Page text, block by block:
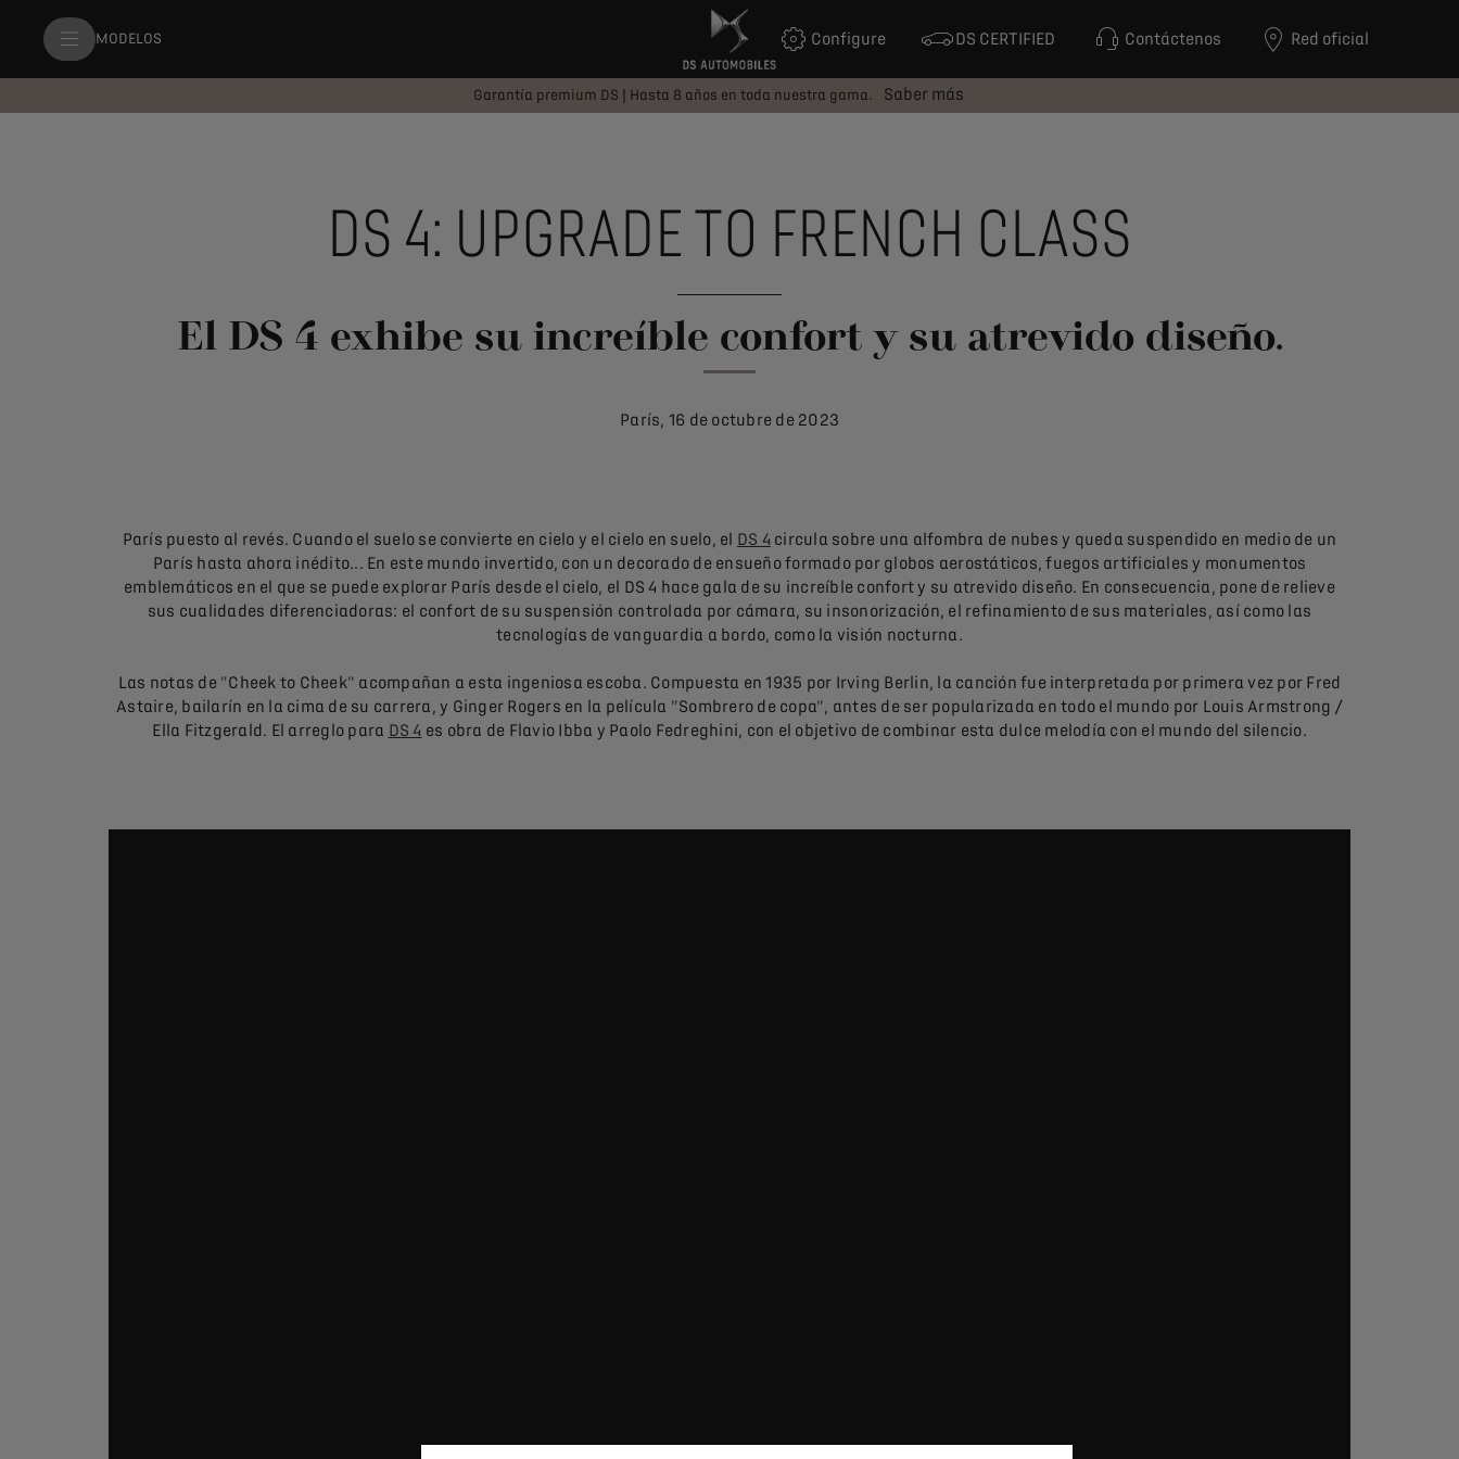
MODELOS Configure DS CERTIFIED Contáctenos Red oficial
Garantía premium DS | Hasta 8 años en toda nuestra gama. Saber más
DS 4: UPGRADE TO FRENCH CLASS
El DS 4 exhibe su increíble confort y su atrevido diseño.
París, 16 de octubre de 2023
París puesto al revés. Cuando el suelo se convierte en cielo y el cielo en suelo, el DS 4 circula sobre una alfombra de nubes y queda suspendido en medio de un
París hasta ahora inédito... En este mundo invertido, con un decorado de ensueño formado por globos aerostáticos, fuegos artificiales y monumentos
emblemáticos en el que se puede explorar París desde el cielo, el DS 4 hace gala de su increíble confort y su atrevido diseño. En consecuencia, pone de relieve
sus cualidades diferenciadoras: el confort de su suspensión controlada por cámara, su insonorización, el refinamiento de sus materiales, así como las
tecnologías de vanguardia a bordo, como la visión nocturna.
Las notas de "Cheek to Cheek" acompañan a esta ingeniosa escoba. Compuesta en 1935 por Irving Berlin, la canción fue interpretada por primera vez por Fred
Astaire, bailarín en la cima de su carrera, y Ginger Rogers en la película "Sombrero de copa", antes de ser popularizada en todo el mundo por Louis Armstrong /
Ella Fitzgerald. El arreglo para DS 4 es obra de Flavio Ibba y Paolo Fedreghini, con el objetivo de combinar esta dulce melodía con el mundo del silencio.